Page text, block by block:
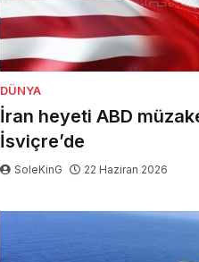
DÜNYA
İran heyeti ABD
İsviçre’de
SoleKinG 22 Haziran 2026